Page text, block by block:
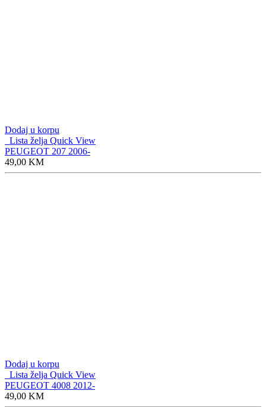
Dodaj u korpu
Lista želja Quick View
PEUGEOT 207 2006-
49,00 KM
Dodaj u korpu
Lista želja Quick View
PEUGEOT 4008 2012-
49,00 KM